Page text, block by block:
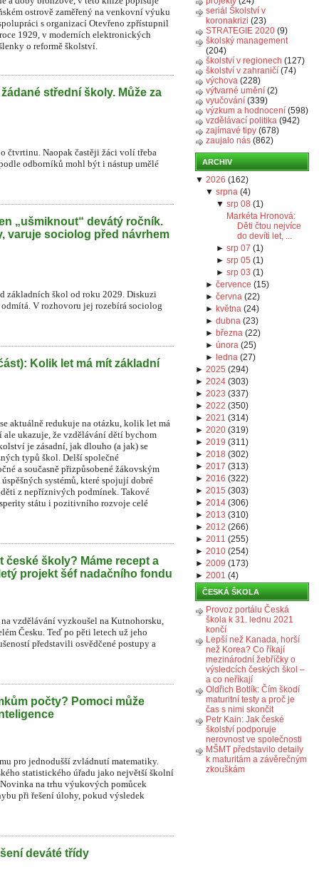
ostrově zaměřený na venkovní výuku
s organizací Otevřeno zpřístupnil
1929, v moderních elektronických
o reformě školství.
střední školy. Může za
čtvrtinu. Naopak častěji žáci volí třeba
odborníků mohl být i nástup umělé
„ušmiknout“ devátý ročník.
varuje sociolog před návrhem
základních škol od roku 2029. Diskuzi
V rozhovoru jej rozebírá sociolog
Kolik let má mít základní
aktuálně redukuje na otázku, kolik let má
ukazuje, že vzdělávání dětí bychom
je zásadní, jak dlouho (a jak) se
typů škol. Delší společné
a současně přizpůsobené žákovským
systémů, které spojují dobré
z nepříznivých podmínek. Takové
státu i pozitivního rozvoje celé
školy? Máme recept a
projekt šéf nadačního fondu
vzdělávání vyzkoušel na Kutnohorsku,
Česku. Teď po pěti letech už jeho
představili osvědčené postupy a
počty? Pomoci může
pro jednodušší zvládnutí matematiky.
statistického úřadu jako největší školní
na trhu výukových pomůcek
při řešení úlohy, pokud výsledek
deváté třídy
seriál Školství v
koronakrizi (23)
STRATEGIE 2020 (9)
školský management
(204)
školství v regionech (127)
školství v zahraničí (74)
výchova (228)
výtvarné umění (2)
vyučování (339)
výzkum a hodnocení (598)
vzdělávací politika (942)
zajímavé tipy (678)
zaujalo nás (862)
ARCHIV
▼ 2026 (162)
▼srpna (4)
▼ srp 08 (1)
Markéta Hronová:
Děti čtou nejvíce
do devíti let, ...
► srp 07 (1)
► srp 05 (1)
► srp 03 (1)
►července (15)
►června (22)
► května (24)
►dubna (23)
► března (22)
►února (25)
► ledna (27)
► 2025 (294)
► 2024 (303)
► 2023 (337)
► 2022 (350)
► 2021 (314)
► 2020 (319)
► 2019 (311)
► 2018 (302)
► 2017 (313)
► 2016 (322)
► 2015 (303)
► 2014 (306)
► 2013 (310)
► 2012 (266)
► 2011 (255)
► 2010 (254)
► 2009 (173)
► 2001 (4)
ČESKÁ ŠKOLA
Provoz portálu Česká
škola k 31. lednu 2021
končí
Lepší než Kanada, horší
než Korea? Co říkají
mezinárodní žebříčky o
výsledcích českých škol –
a co neříkají
Oldřich Botlík: Čím škodí
maturitní testy a proč je
čas s nimi skončit
Petr Kain: Jak české
školství podporuje
nerovnost ve společnosti
MŠMT představilo detaily
k maturitám a závěrečným
zkouškám